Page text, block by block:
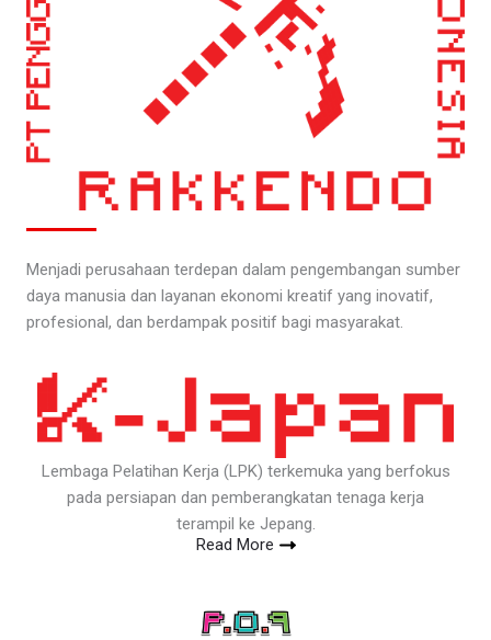
Menjadi perusahaan terdepan dalam pengembangan sumber
daya manusia dan layanan ekonomi kreatif yang inovatif,
profesional, dan berdampak positif bagi masyarakat.
Lembaga Pelatihan Kerja (LPK) terkemuka yang berfokus
pada persiapan dan pemberangkatan tenaga kerja
terampil ke Jepang.
Read More